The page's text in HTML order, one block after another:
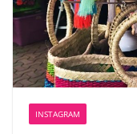
INSTAGRAM